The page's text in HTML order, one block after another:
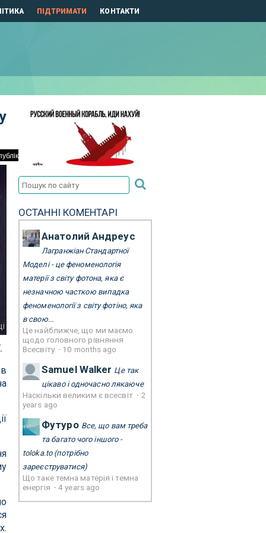
ПІДТРИМАТИ КОНТАКТИ
ОСТАННІ КОМЕНТАРІ
Анатолий Андреус
Лагранжіан Стандартної
Моделі - це феноменологія
матерії з світу фотона, яка є
незначною часткою випадка
феноменології з світу фотіно, яка
в свою...
Це найближче, що ми маємо
щодо головного рівняння
Всесвіту · 10 months ago
Samuel Walker Це так
цікаво і одночасно лякаюче
Наскільки великим є всесвіт · 2
years ago
Футуро Все, що вам треба
та багато чого іншого -
toloka.to(потрібно
зареєструватися)
Що таке темна матерія і темна
енергія ·4 years ago